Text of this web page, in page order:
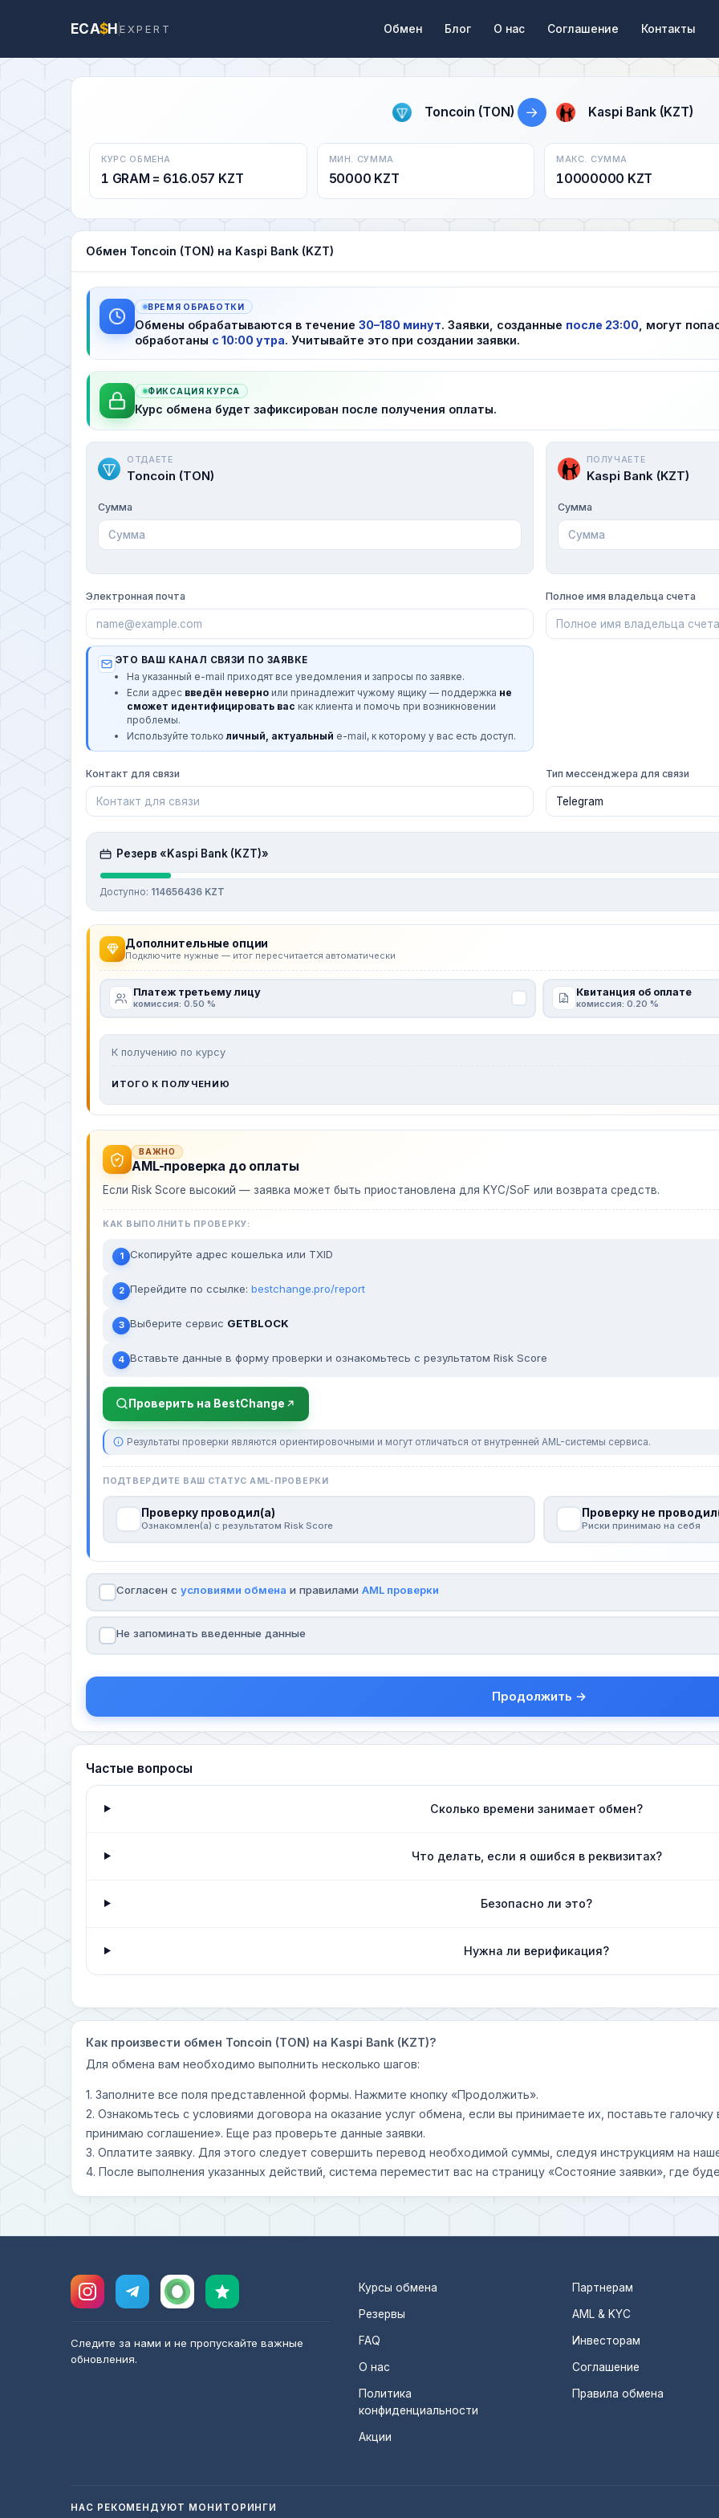
ECA$HEXPERT Обмен Блог О нас Соглашение Контакты
Toncoin (TON) → Kaspi Bank (KZT)
КУРС ОБМЕНА
1 GRAM = 616.057 KZT
МИН. СУММА
50000 KZT
МАКС. СУММА
10000000 KZT
Обмен Toncoin (TON) на Kaspi Bank (KZT)
ВРЕМЯ ОБРАБОТКИ
Обмены обрабатываются в течение 30–180 минут. Заявки, созданные после 23:00 , могут
обработаны с 10:00 утра. Учитывайте это при создании заявки.
ФИКСАЦИЯ КУРСА
Курс обмена будет зафиксирован после получения оплаты.
ОТДАЕТЕ
Toncoin (TON)
Сумма
ПОЛУЧАЕТЕ
Kaspi Bank (KZT)
Сумма
Электронная почта
ЭТО ВАШ КАНАЛ СВЯЗИ ПО ЗАЯВКЕ
На указанный e-mail приходят все уведомления и запросы по заявке.
Если адрес введён неверно или принадлежит чужому ящику — поддержка не
сможет идентифицировать вас как клиента и помочь при возникновении
проблемы.
Используйте только личный, актуальный e-mail, к которому у вас есть доступ.
Полное имя владельца счета
Контакт для связи Тип мессенджера для связи
Резерв «Kaspi Bank (KZT)»
Доступно: 114656436 KZT
Дополнительные опции
Подключите нужные — итог пересчитается автоматически
Платеж третьему лицу
комиссия: 0.50 %
Квитанция об оплате
комиссия: 0.20 %
К получению по курсу
ИТОГО К ПОЛУЧЕНИЮ
ВАЖНО
AML-проверка до оплаты
Если Risk Score высокий — заявка может быть приостановлена для KYC/SoF или возврата средств.
КАК ВЫПОЛНИТЬ ПРОВЕРКУ:
1 Скопируйте адрес кошелька или TXID
2 Перейдите по ссылке: bestchange.pro/report
3 Выберите сервис GETBLOCK
4 Вставьте данные в форму проверки и ознакомьтесь с результатом Risk Score
Проверить на BestChange
Результаты проверки являются ориентировочными и могут отличаться от внутренней AML-системы сервиса.
ПОДТВЕРДИТЕ ВАШ СТАТУС AML-ПРОВЕРКИ
Проверку проводил(а)
Ознакомлен(а) с результатом Risk Score
Проверку не
Риски принимаю на себя
Согласен с условиями обмена и правилами AML проверки
Не запоминать введенные данные
Продолжить →
Частые вопросы
Сколько времени занимает обмен?
Что делать, если я ошибся в реквизитах?
Безопасно ли это?
Нужна ли верификация?
Как произвести обмен Toncoin (TON) на Kaspi Bank (KZT)?
Для обмена вам необходимо выполнить несколько шагов:
1. Заполните все поля представленной формы. Нажмите кнопку «Продолжить».
2. Ознакомьтесь с условиями договора на оказание услуг обмена, если вы принимаете их, поставьте
принимаю соглашение». Еще раз проверьте данные заявки.
3. Оплатите заявку. Для этого следует совершить перевод необходимой суммы, следуя инструкциям на
4. После выполнения указанных действий, система переместит вас на страницу «Состояние заявки», где
Следите за нами и не пропускайте важные
обновления.
Курсы обмена
Резервы
FAQ
О нас
Политика
конфиденциальности
Акции
Партнерам
AML & KYC
Инвесторам
Соглашение
Правила обмена
НАС РЕКОМЕНДУЮТ МОНИТОРИНГИ